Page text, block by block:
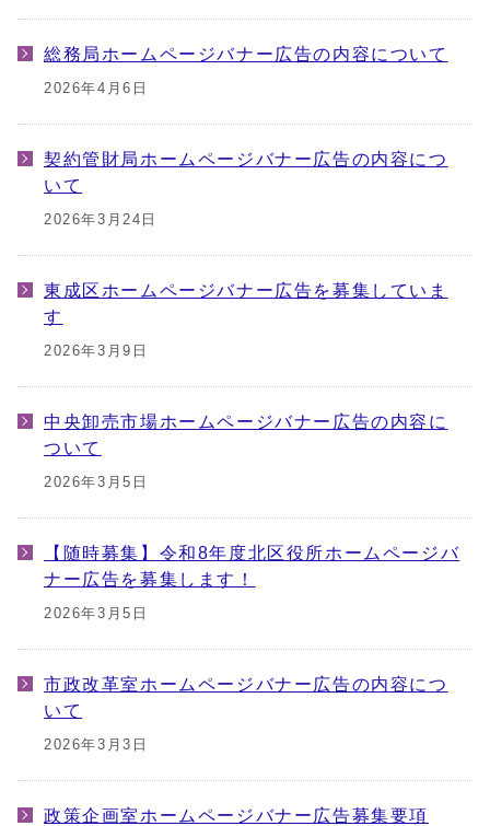
総務局ホームページバナー広告の内容について
2026年4月6日
契約管財局ホームページバナー広告の内容につ
いて
2026年3月24日
東成区ホームページバナー広告を募集していま
す
2026年3月9日
中央卸売市場ホームページバナー広告の内容に
ついて
2026年3月5日
【随時募集】令和8年度北区役所ホームページバ
ナー広告を募集します！
2026年3月5日
市政改革室ホームページバナー広告の内容につ
いて
2026年3月3日
政策企画室ホームページバナー広告募集要項